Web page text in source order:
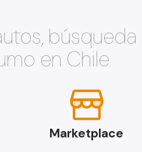
en Chile
Marketplace